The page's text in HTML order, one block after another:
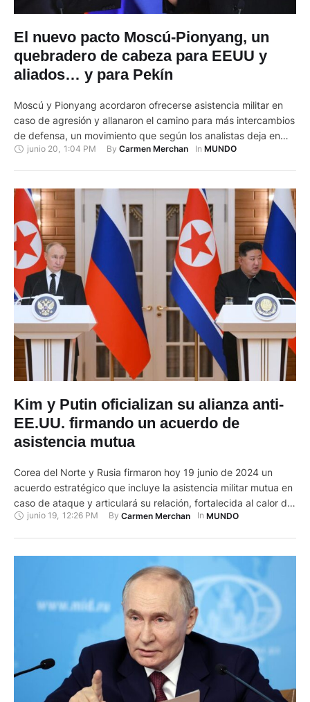
El nuevo pacto Moscú-Pionyang, un
quebradero de cabeza para EEUU y
aliados… y para Pekín
Moscú y Pionyang acordaron ofrecerse asistencia militar en
caso de agresión y allanaron el camino para más intercambios
de defensa, un movimiento que según los analistas deja en
una situación compleja tanto a Pekín, máximo aliado de
junio 20 1:04 PM By Carmen Merchan In MUNDO
Kim y Putin oficializan su alianza anti-
EE.UU. firmando un acuerdo de
asistencia mutua
Corea del Norte y Rusia firmaron hoy 19 junio de 2024 un
acuerdo estratégico que incluye la asistencia militar mutua en
caso de ataque y articulará su relación, fortalecida al calor de
la guerra de Ucrania y la apuesta nuclear de Pionyang y que
junio 19, 12:26 PM By Carmen Merchan In MUNDO